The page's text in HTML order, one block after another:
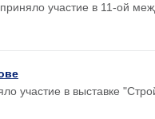
участие в 11-ой
участие в выставке